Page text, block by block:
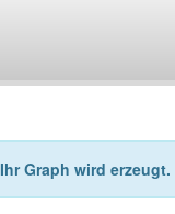
Ihr Graph wird erzeugt.